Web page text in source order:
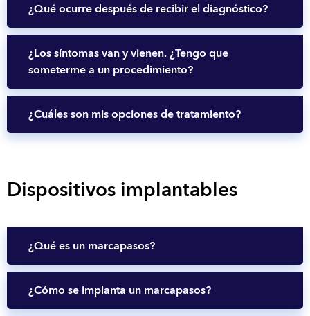
¿Qué ocurre después de recibir el diagnóstico?
¿Los síntomas van y vienen. ¿Tengo que
someterme a un procedimiento?
¿Cuáles son mis opciones de tratamiento?
Dispositivos implantables
¿Qué es un marcapasos?
¿Cómo se implanta un marcapasos?